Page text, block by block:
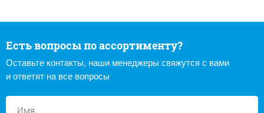
Есть вопросы по ассортименту?
Оставьте контакты, наши менеджеры свяжутся с вами
и ответят на все вопросы